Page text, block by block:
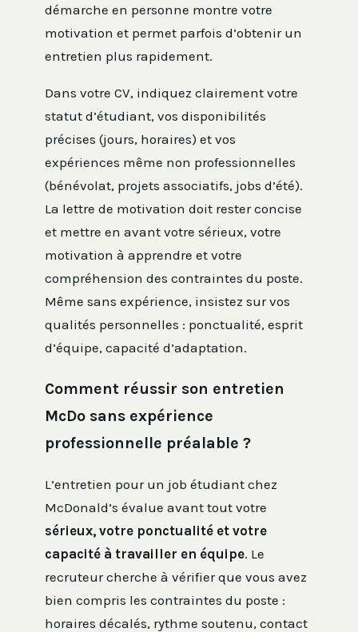
démarche en personne montre votre
motivation et permet parfois d’obtenir un
entretien plus rapidement.
Dans votre CV, indiquez clairement votre
statut d’étudiant, vos disponibilités
précises (jours, horaires) et vos
expériences même non professionnelles
(bénévolat, projets associatifs, jobs d’été).
La lettre de motivation doit rester concise
et mettre en avant votre sérieux, votre
motivation à apprendre et votre
compréhension des contraintes du poste.
Même sans expérience, insistez sur vos
qualités personnelles : ponctualité, esprit
d’équipe, capacité d’adaptation.
Comment réussir son entretien
McDo sans expérience
professionnelle préalable ?
L’entretien pour un job étudiant chez
McDonald’s évalue avant tout votre
sérieux, votre ponctualité et votre
capacité à travailler en équipe. Le
recruteur cherche à vérifier que vous avez
bien compris les contraintes du poste :
horaires décalés, rythme soutenu, contact